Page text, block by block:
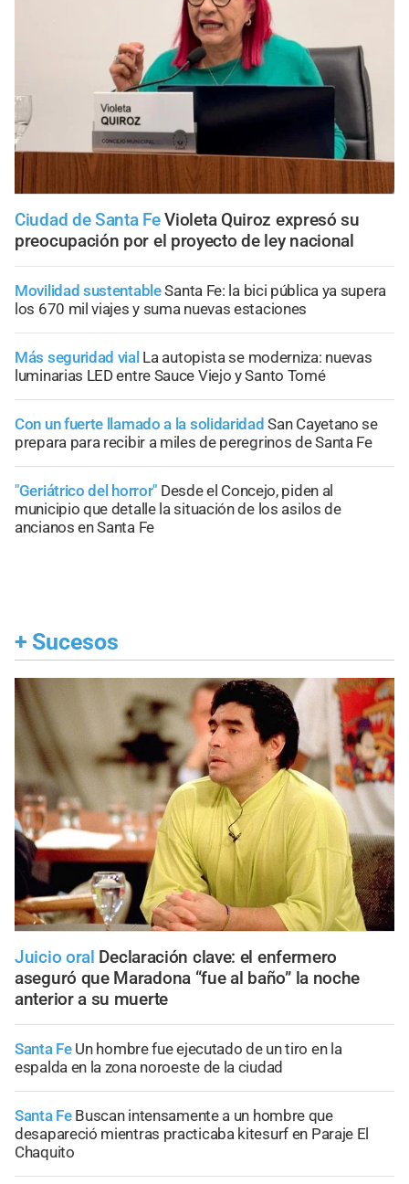
Ciudad de Santa Fe Violeta Quiroz expresó su
preocupación por el proyecto de ley nacional
Movilidad sustentableSanta Fe: la bici pública ya supera
los 670 mil viajes y suma nuevas estaciones
Más seguridad vial La autopista se moderniza: nuevas
luminarias LED entre Sauce Viejo y Santo Tomé
Con un fuerte llamado a la solidaridad San Cayetano se
prepara para recibir a miles de peregrinos de Santa Fe
"Geriátrico del horror" Desde el Concejo, piden al
municipio que detalle la situación de los asilos de
ancianos en Santa Fe
+ Sucesos
Juicio oral Declaración clave: el enfermero
aseguró que Maradona “fue al baño” la noche
anterior a su muerte
Santa Fe Un hombre fue ejecutado de un tiro en la
espalda en la zona noroeste de la ciudad
Santa Fe Buscan intensamente a un hombre que
desapareció mientras practicaba kitesurf en Paraje El
Chaquito